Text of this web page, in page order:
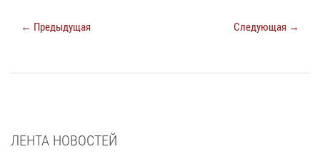
← Предыдущая Следующая →
ЛЕНТА НОВОСТЕЙ